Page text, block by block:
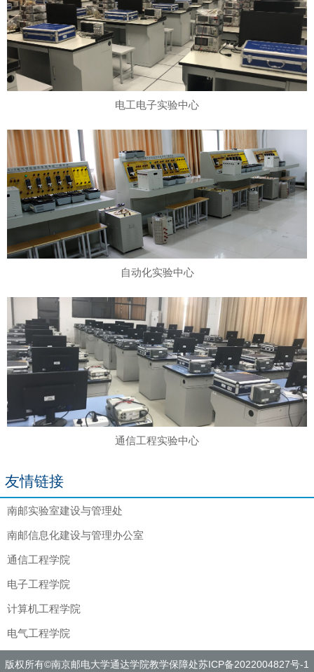
电工电子实验中心
自动化实验中心
通信工程实验中心
友情链接
南邮实验室建设与管理处
南邮信息化建设与管理办公室
通信工程学院
电子工程学院
计算机工程学院
电气工程学院
版权所有©南京邮电大学通达学院教学保障处苏ICP备2022004827号-1